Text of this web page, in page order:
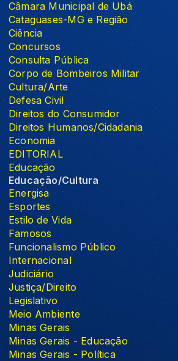
Câmara Municipal de Ubá
Cataguases-MG e Região
Ciência
Concursos
Consulta Pública
Corpo de Bombeiros Militar
Cultura/Arte
Defesa Civil
Direitos do Consumidor
Direitos Humanos/Cidadania
Economia
EDITORIAL
Educação
Educação/Cultura
Energisa
Esportes
Estilo de Vida
Famosos
Funcionalismo Público
Internacional
Judiciário
Justiça/Direito
Legislativo
Meio Ambiente
Minas Gerais
Minas Gerais - Educação
Minas Gerais - Política